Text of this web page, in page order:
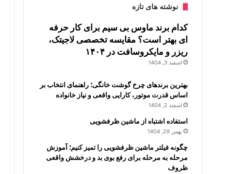
نوشته های تازه
کدام برند ماوس بی سیم برای کار حرفه
ای بهتر است؟ مقایسه تخصصی لاجیتک،
ریزر و مایکروسافت در ۱۴۰۴
اسفند 3, 1404
بهترین برندهای چرخ گوشت خانگی؛ راهنمای انتخاب بر
اساس قدرت موتور، کارایی واقعی و نیاز خانواده
اسفند 2, 1404
استفاده اشتباه از ماشین ظرفشویی
بهمن 29, 1404
چگونه فیلتر ماشین ظرفشویی را تمیز کنیم؛ آموزش
مرحله به مرحله برای رفع بوی بد و درخشش واقعی
ظروف